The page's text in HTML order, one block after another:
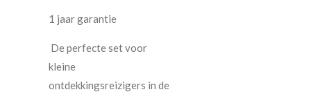
1 jaar garantie
De perfecte set voor
kleine
ontdekkingsreizigers in de